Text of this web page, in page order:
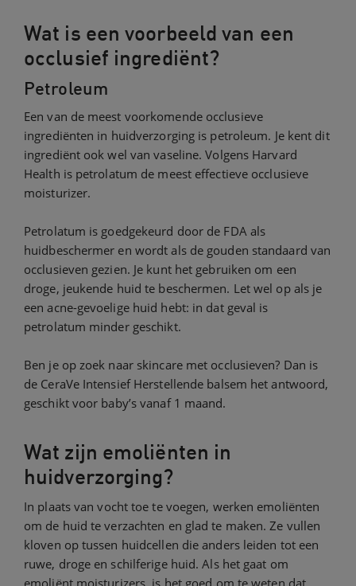
Wat is een voorbeeld van een
occlusief ingrediënt?
Petroleum
Een van de meest voorkomende occlusieve
ingrediënten in huidverzorging is petroleum. Je kent dit
ingrediënt ook wel van vaseline. Volgens Harvard
Health is petrolatum de meest effectieve occlusieve
moisturizer.
Petrolatum is goedgekeurd door de FDA als
huidbeschermer en wordt als de gouden standaard van
occlusieven gezien. Je kunt het gebruiken om een
droge, jeukende huid te beschermen. Let wel op als je
een acne-gevoelige huid hebt: in dat geval is
petrolatum minder geschikt.
Ben je op zoek naar skincare met occlusieven? Dan is
de CeraVe Intensief Herstellende balsem het antwoord,
geschikt voor baby’s vanaf 1 maand.
Wat zijn emoliënten in
huidverzorging?
In plaats van vocht toe te voegen, werken emoliënten
om de huid te verzachten en glad te maken. Ze vullen
kloven op tussen huidcellen die anders leiden tot een
ruwe, droge en schilferige huid. Als het gaat om